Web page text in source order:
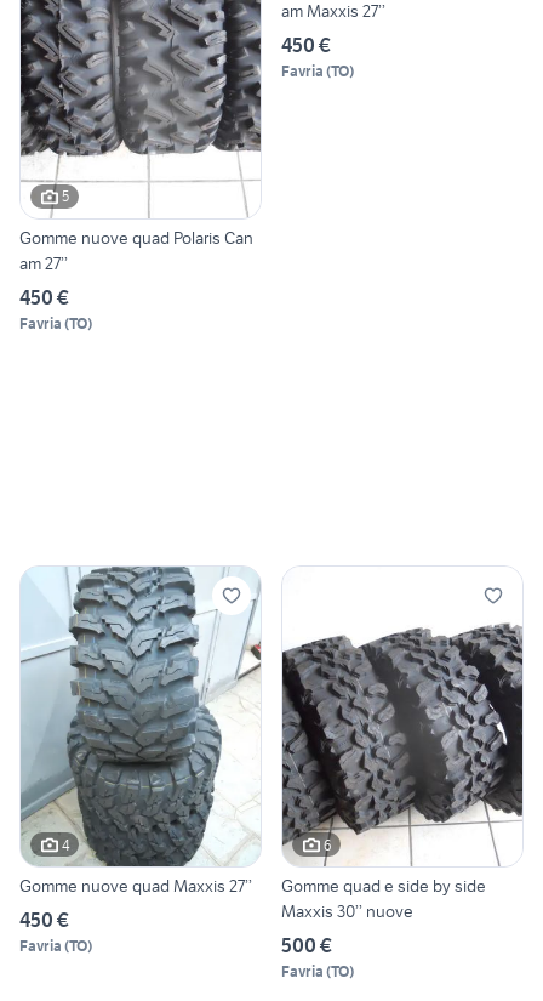
5
Gomme nuove quad Polaris Can
am 27’’
450 €
Favria (TO)
am Maxxis 27’’
450 €
Favria (TO)
4
Gomme nuove quad Maxxis 27’’
450 €
Favria (TO)
6
Gomme quad e side by side
Maxxis 30’’ nuove
500 €
Favria (TO)